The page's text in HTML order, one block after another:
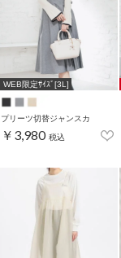
WEB限定ｻｲｽﾞ[3L]
プリーツ切替ジャンスカ
￥3,980 税込